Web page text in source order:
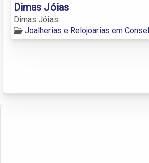
Dimas Jóias
Dimas Jóias
Joalherias e Relojoarias em